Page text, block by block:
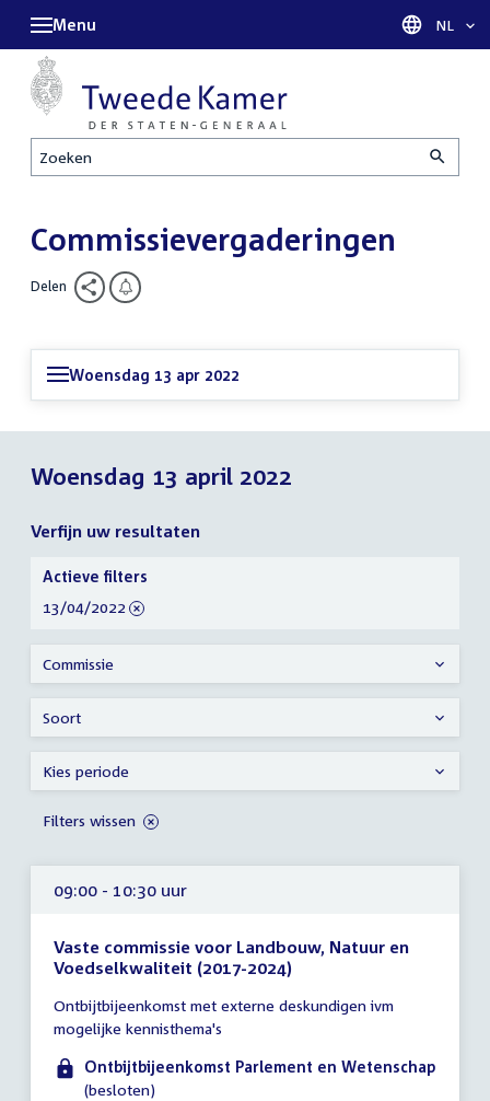
Zoeken
Menu Taal
NL
Commissievergaderingen
Delen
Woensdag 13 apr 2022
Woensdag 13 april 2022
Verfijn uw resultaten
09:00 - 10:30 uur
Vaste commissie voor Landbouw, Natuur en
Voedselkwaliteit (2017-2024)
vergadering
09:00
10:30
Ontbijtbijeenkomst met externe deskundigen ivm
mogelijke kennisthema's
Ontbijtbijeenkomst Parlement en Wetenschap
(besloten)
Verfijn
uw
resultaten
Actieve filters
verwijder
13/04/2022
Commissie
Soort
Kies periode
Filters wissen